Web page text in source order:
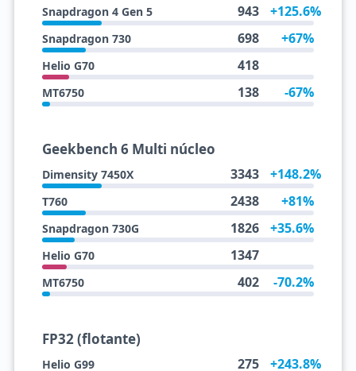
Snapdragon 4 Gen 5 943 +125.6%
Snapdragon 730 698 +67%
Helio G70 418
MT6750 138 -67%
Geekbench 6 Multi núcleo
Dimensity 7450X 3343 +148.2%
T760 2438 +81%
Snapdragon 730G 1826 +35.6%
Helio G70 1347
MT6750 402 -70.2%
FP32 (flotante)
Helio G99 275 +243.8%